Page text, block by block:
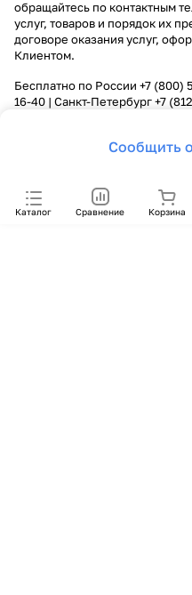
Сообщить
Каталог Сравнение Корзина
обращайтесь по контактным
услуг, товаров и порядок их
договоре оказания услуг,
Клиентом.
Бесплатно по России +7 (800)
16-40 | Санкт-Петербург+7